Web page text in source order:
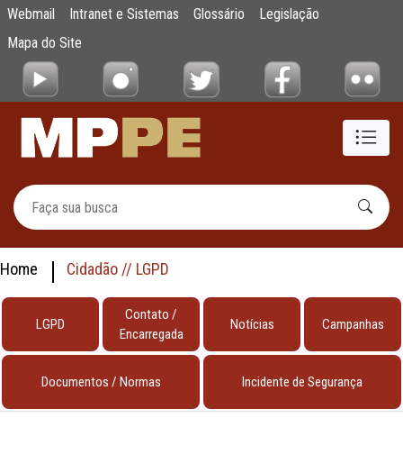
Pular para o Conteúdo principal
testes
Webmail Intranet e Sistemas Glossário
Legislação
Mapa do Site
Home Cidadão // LGPD
LGPD
Contato /
Encarregada
Notícias Campanhas
Documentos / Normas Incidente de Segurança